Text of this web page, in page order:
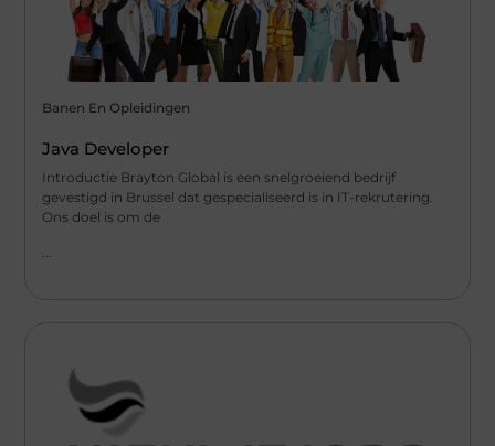
Banen En Opleidingen
Java Developer
Introductie Brayton Global is een snelgroeiend bedrijf
gevestigd in Brussel dat gespecialiseerd is in IT-rekrutering.
Ons doel is om de
...